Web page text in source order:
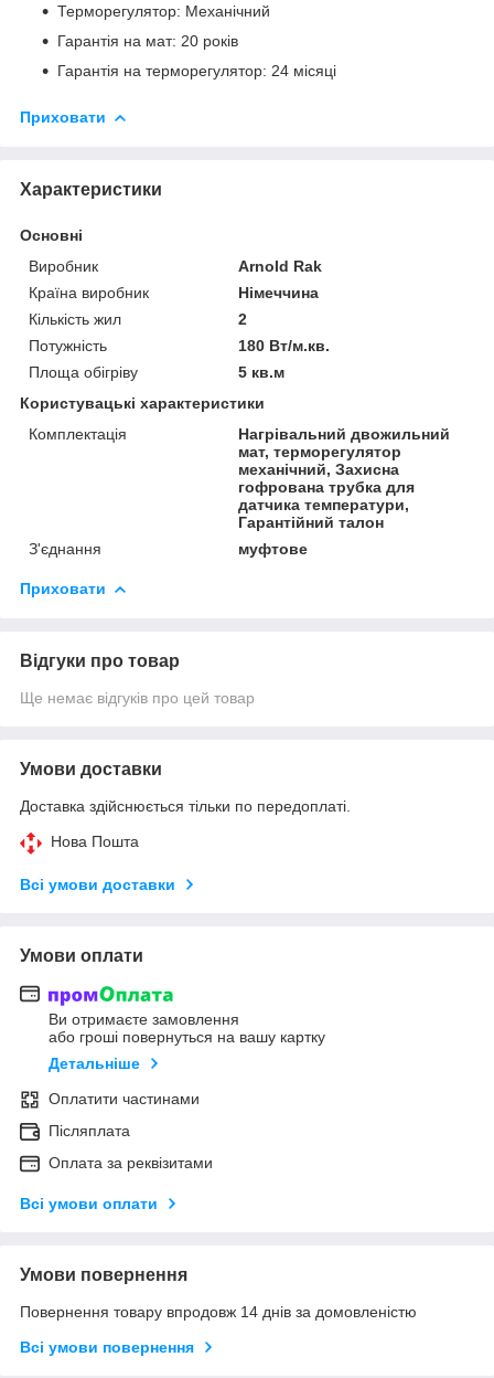
Терморегулятор: Механічний
Гарантія на мат: 20 років
Гарантія на терморегулятор: 24 місяці
Приховати
Характеристики
Основні
Виробник
Arnold Rak
Країна виробник
Німеччина
Кількість жил
2
Потужність
180 Вт/м.кв.
Площа обігріву
5 кв.м
Користувацькі характеристики
Комплектація
Нагрівальний двожильний
мат, терморегулятор
механічний, Захисна
гофрована трубка для
датчика температури,
Гарантійний талон
З'єднання
муфтове
Приховати
Відгуки про товар
Ще немає відгуків про цей товар
Умови доставки
Доставка здійснюється тільки по передоплаті.
Нова Пошта
Всі умови доставки
Умови оплати
Ви отримаєте замовлення
або гроші повернуться на вашу картку
Детальніше
Оплатити частинами
Післяплата
Оплата за реквізитами
Всі умови оплати
Умови повернення
Повернення товару впродовж 14 днів за домовленістю
Всі умови повернення